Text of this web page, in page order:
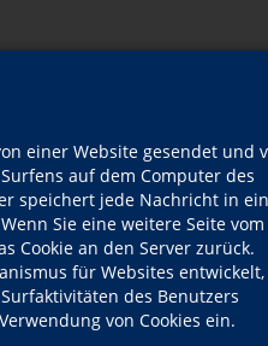
einer Website gesendet und
auf dem Computer des
speichert jede Nachricht in
Sie eine weitere Seite vom
Cookie an den Server zurück.
für Websites
des Benutzers
von Cookies ein.